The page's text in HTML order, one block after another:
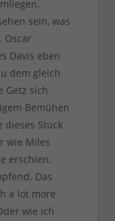
sein, was
Oscar
Davis eben
dem gleich
Getz sich
Bemühen
dieses Stück
wie Miles
erschien,
Das
a lot more
wie ich